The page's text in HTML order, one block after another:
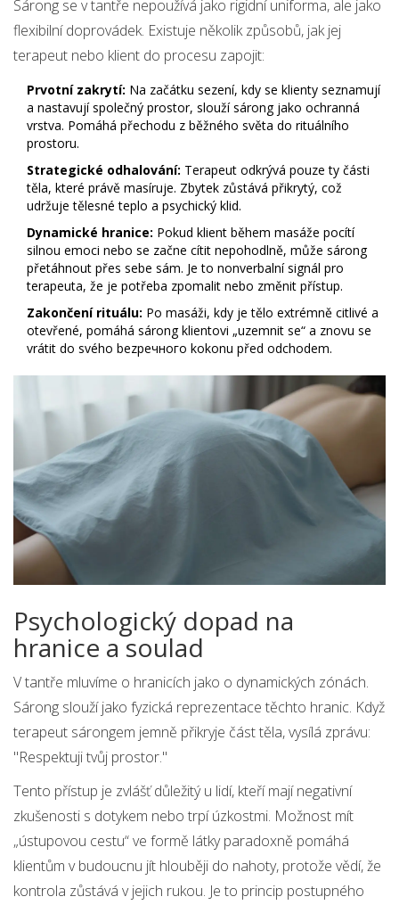
Sárong se v tantře nepoužívá jako rigidní uniforma, ale jako
flexibilní doprovádek. Existuje několik způsobů, jak jej
terapeut nebo klient do procesu zapojit:
Prvotní zakrytí: Na začátku sezení, kdy se klienty seznamují
a nastavují společný prostor, slouží sárong jako ochranná
vrstva. Pomáhá přechodu z běžného světa do rituálního
prostoru.
Strategické odhalování: Terapeut odkrývá pouze ty části
těla, které právě masíruje. Zbytek zůstává přikrytý, což
udržuje tělesné teplo a psychický klid.
Dynamické hranice: Pokud klient během masáže pocítí
silnou emoci nebo se začne cítit nepohodlně, může sárong
přetáhnout přes sebe sám. Je to nonverbalní signál pro
terapeuta, že je potřeba zpomalit nebo změnit přístup.
Zakončení rituálu: Po masáži, kdy je tělo extrémně citlivé a
otevřené, pomáhá sárong klientovi „uzemnit se“ a znovu se
vrátit do svého bezpeчного kokonu před odchodem.
Psychologický dopad na
hranice a soulad
V tantře mluvíme o hranicích jako o dynamických zónách.
Sárong slouží jako fyzická reprezentace těchto hranic. Když
terapeut sárongem jemně přikryje část těla, vysílá zprávu:
"Respektuji tvůj prostor."
Tento přístup je zvlášť důležitý u lidí, kteří mají negativní
zkušenosti s dotykem nebo trpí úzkostmi. Možnost mít
„ústupovou cestu“ ve formě látky paradoxně pomáhá
klientům v budoucnu jít hlouběji do nahoty, protože vědí, že
kontrola zůstává v jejich rukou. Je to princip postupného